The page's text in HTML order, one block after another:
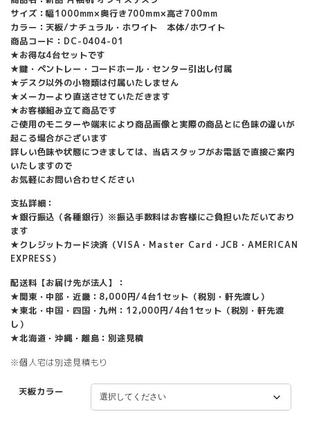
サイズ：幅1000mm×奥行き700mm×高さ700mm
カラー：天板/ナチュラル・ホワイト 本体/ホワイト
商品コード：DC-0404-01
★お得な4台セットです
★鍵・ペントレー・コードホール・センター引出し付属
★デスク以外の小物類は付属いたしません
★メーカーより直送させていただきます
★お客様組み立て商品です
ご使用のモニターや端末により商品画像と実際の商品とに色味の違いが
起こる場合がございます
詳しい色味や状態につきましては、当店スタッフがお電話で直接ご案内
いたしますので
お気軽にお問い合わせください
支払詳細：
★銀行振込（各種銀行）※振込手数料はお客様にご負担いただいており
ます
★クレジットカード決済（VISA・Master Card・JCB・AMERICAN
EXPRESS）
配送料【お届け先が法人】：
★関東・中部・近畿：8,000円/4台1セット（税別・軒先渡し）
★東北・中国・四国・九州：12,000円/4台1セット（税別・軒先渡
し）
★北海道・沖縄・離島：別途見積
※個人宅は別途見積もり
天板カラー